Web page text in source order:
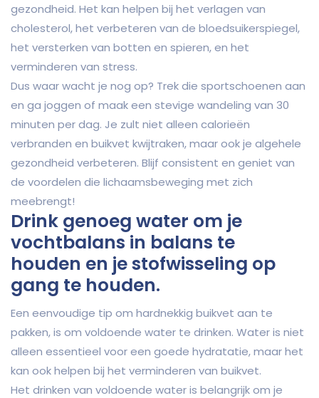
gezondheid. Het kan helpen bij het verlagen van
cholesterol, het verbeteren van de bloedsuikerspiegel,
het versterken van botten en spieren, en het
verminderen van stress.
Dus waar wacht je nog op? Trek die sportschoenen aan
en ga joggen of maak een stevige wandeling van 30
minuten per dag. Je zult niet alleen calorieën
verbranden en buikvet kwijtraken, maar ook je algehele
gezondheid verbeteren. Blijf consistent en geniet van
de voordelen die lichaamsbeweging met zich
meebrengt!
Drink genoeg water om je
vochtbalans in balans te
houden en je stofwisseling op
gang te houden.
Een eenvoudige tip om hardnekkig buikvet aan te
pakken, is om voldoende water te drinken. Water is niet
alleen essentieel voor een goede hydratatie, maar het
kan ook helpen bij het verminderen van buikvet.
Het drinken van voldoende water is belangrijk om je